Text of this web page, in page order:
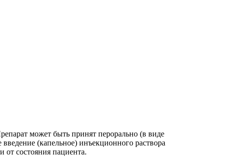
может быть принят перорально (в виде
(капельное) инъекционного раствора
от состояния пациента.